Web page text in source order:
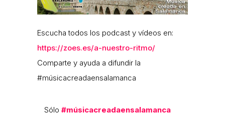
Escucha todos los podcast y vídeos en:
https://zoes.es/a-nuestro-ritmo/
Comparte y ayuda a difundir la
#músicacreadaensalamanca
Sólo #músicacreadaensalamanca